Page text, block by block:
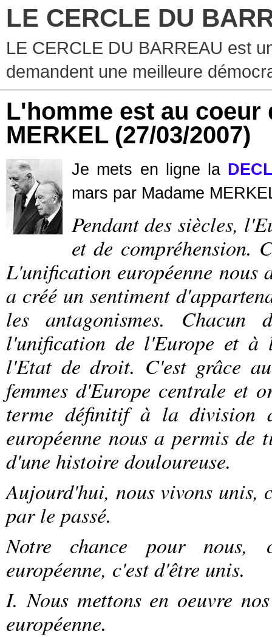
LE CERCLE DU
LE CERCLE DU BARREAU est
demandent une meilleure
L'homme est au coeur
MERKEL (27/03/2007)
Je mets en ligne la
mars par Madame
Pendant des siècles,
et de compréhension.
L'unification européenne
a créé un sentiment
les antagonismes.
l'unification de l'Europe et à
l'Etat de droit. C'est grâce
femmes d'Europe centrale et
terme définitif à la division
européenne nous a permis de
d'une histoire douloureuse.
Aujourd'hui, nous vivons unis,
par le passé.
Notre chance pour nous,
européenne, c'est d'être unis.
I. Nous mettons en oeuvre
européenne.